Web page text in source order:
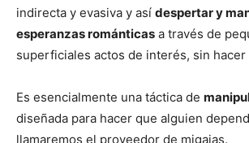
indirecta y evasiva y así despertar y
esperanzas románticas a través de
superficiales actos de interés, sin
Es esencialmente una táctica de
diseñada para hacer que alguien
llamaremos el proveedor de migajas.